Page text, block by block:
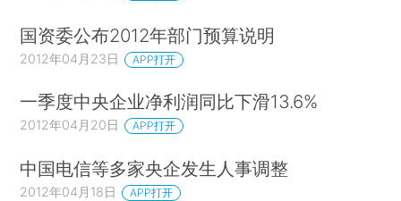
国资委公布2012年部门预算说明
2012年04月23日 APP打开
一季度中央企业净利润同比下滑13.6%
2012年04月20日 APP打开
中国电信等多家央企发生人事调整
2012年04月18日 APP打开